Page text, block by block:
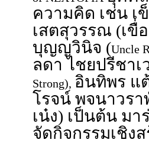
ความคิด เช่น เ
เสตสุวรรณ (เขื่
บุญญวินิจ (Uncle
ลดา ไชยปรีชาเ
Strong), อินทิพร แ
โรจน์ พจนาวรา
เน๋ง) เป็นต้น ม
จัดกิจกรรมเชิง